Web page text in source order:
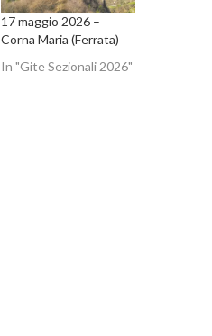
17 maggio 2026 –
Corna Maria (Ferrata)
In "Gite Sezionali 2026"